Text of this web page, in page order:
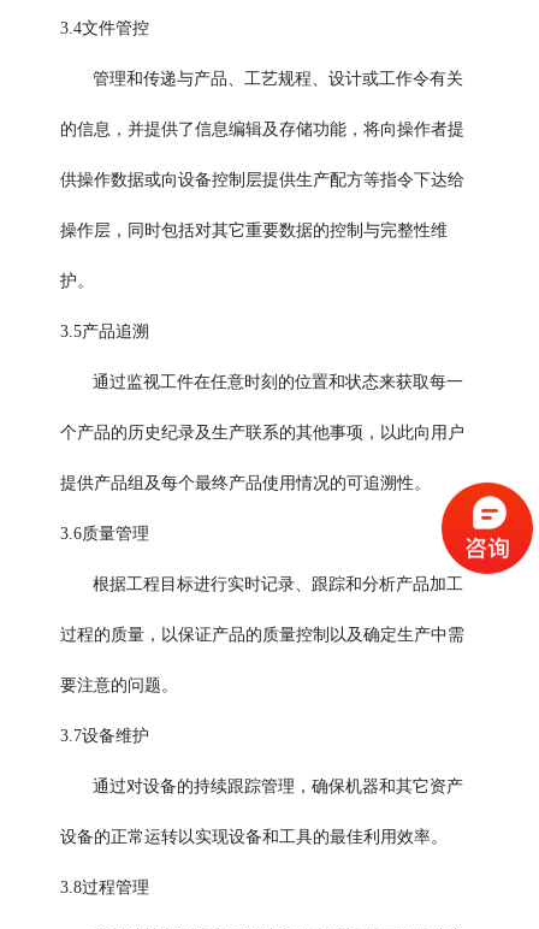
3.4文件管控
管理和传递与产品、工艺规程、设计或工作令有关
的信息，并提供了信息编辑及存储功能，将向操作者提
供操作数据或向设备控制层提供生产配方等指令下达给
操作层，同时包括对其它重要数据的控制与完整性维
护。
3.5产品追溯
通过监视工件在任意时刻的位置和状态来获取每一
个产品的历史纪录及生产联系的其他事项，以此向用户
提供产品组及每个最终产品使用情况的可追溯性。
3.6质量管理
根据工程目标进行实时记录、跟踪和分析产品加工
过程的质量，以保证产品的质量控制以及确定生产中需
要注意的问题。
3.7设备维护
通过对设备的持续跟踪管理，确保机器和其它资产
设备的正常运转以实现设备和工具的最佳利用效率。
3.8过程管理